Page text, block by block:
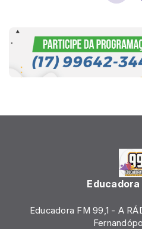
Educadora
Educadora FM 99,1 - A